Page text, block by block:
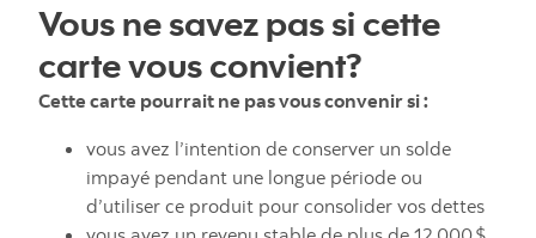
Vous ne savez pas si cette
carte vous convient?
Cette carte pourrait ne pas vous convenir si :
vous avez l’intention de conserver un solde
impayé pendant une longue période ou
d’utiliser ce produit pour consolider vos dettes